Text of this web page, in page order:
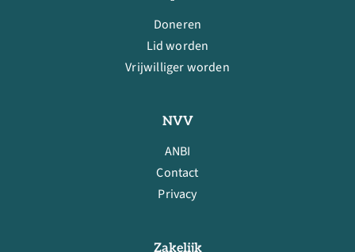
Doneren
Lid worden
Vrijwilliger worden
NVV
ANBI
Contact
Privacy
Zakelijk